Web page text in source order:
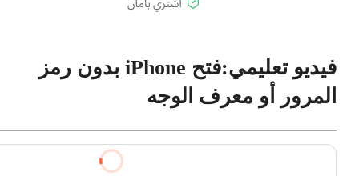
فيديو تعليمي:فتح iPhone بدون رمز
المرور أو معرف الوجه